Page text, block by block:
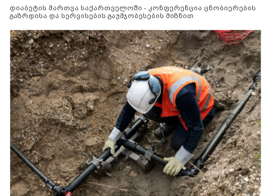
დიაბეტის მართვა საქართველოში - კონფერენცია ცნობიერების
გაზრდისა და სერვისების გაუმჯობესების მიზნით